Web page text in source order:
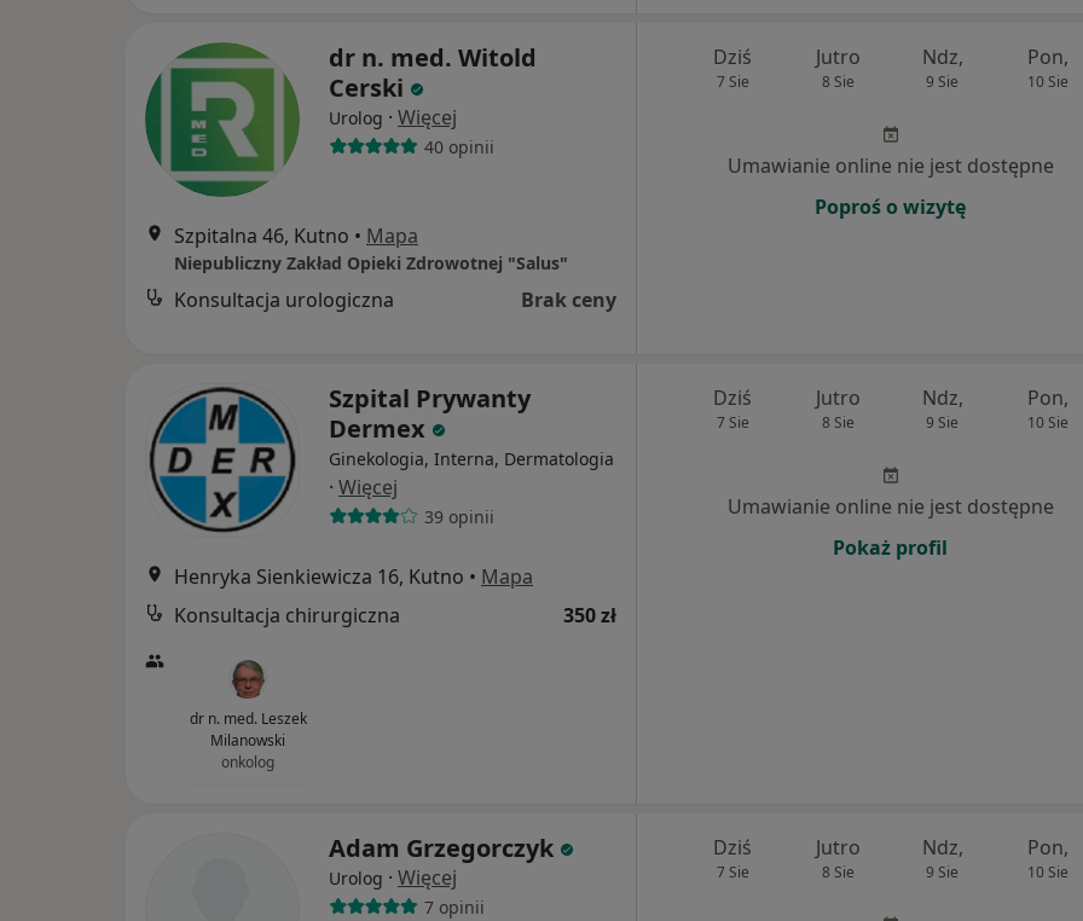
dr n. med. Witold
Cerski
Urolog · Więcej
40 opinii
Szpitalna 46, Kutno • Mapa
Niepubliczny Zakład Opieki Zdrowotnej "Salus"
Konsultacja urologiczna Brak ceny
Dziś
7 Sie
Jutro
8 Sie
Ndz,
9 Sie
Pon,
10 Sie
Umawianie online nie jest dostępne
Poproś o wizytę
Szpital Prywanty
Dermex
Ginekologia, Interna, Dermatologia
· Więcej
39 opinii
Henryka Sienkiewicza 16, Kutno • Mapa
Konsultacja chirurgiczna
350 zł
dr n. med. Leszek
Milanowski
onkolog
Dziś
7 Sie
Jutro
8 Sie
Ndz,
9 Sie
Pon,
10 Sie
Umawianie online nie jest dostępne
Pokaż profil
Adam Grzegorczyk
Urolog · Więcej
7 opinii
Dziś
7 Sie
Jutro
8 Sie
Ndz,
9 Sie
Pon,
10 Sie